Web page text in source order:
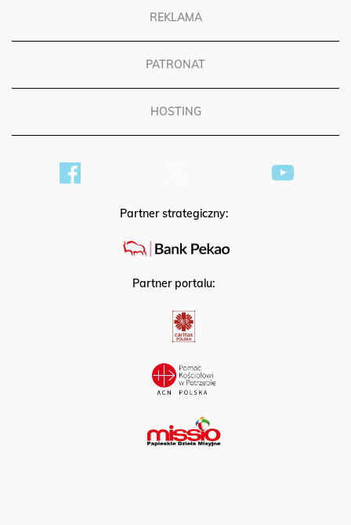
REKLAMA
PATRONAT
HOSTING
Partner strategiczny:
Partner portalu: